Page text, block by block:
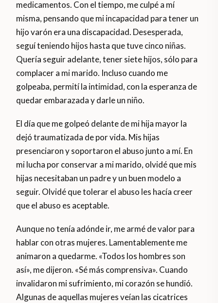
medicamentos. Con el tiempo, me culpé a mí
misma, pensando que mi incapacidad para tener un
hijo varón era una discapacidad. Desesperada,
seguí teniendo hijos hasta que tuve cinco niñas.
Quería seguir adelante, tener siete hijos, sólo para
complacer a mi marido. Incluso cuando me
golpeaba, permití la intimidad, con la esperanza de
quedar embarazada y darle un niño.
El día que me golpeó delante de mi hija mayor la
dejó traumatizada de por vida. Mis hijas
presenciaron y soportaron el abuso junto a mí. En
mi lucha por conservar a mi marido, olvidé que mis
hijas necesitaban un padre y un buen modelo a
seguir. Olvidé que tolerar el abuso les hacía creer
que el abuso es aceptable.
Aunque no tenía adónde ir, me armé de valor para
hablar con otras mujeres. Lamentablemente me
animaron a quedarme. «Todos los hombres son
así», me dijeron. «Sé más comprensiva». Cuando
invalidaron mi sufrimiento, mi corazón se hundió.
Algunas de aquellas mujeres veían las cicatrices